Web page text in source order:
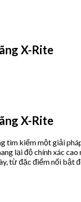
X-Rite
X-Rite
tìm kiếm một giải
lại độ chính xác
từ đặc điểm nổi bật